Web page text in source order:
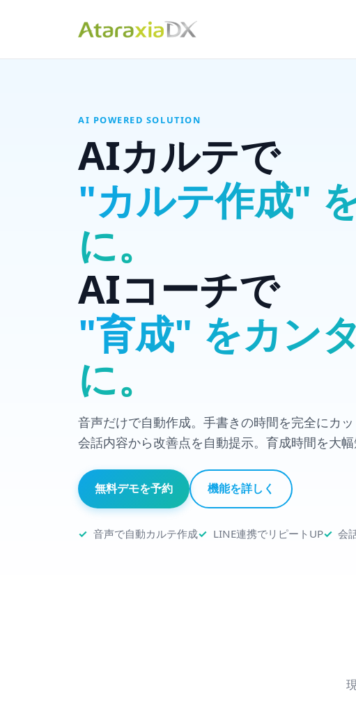
AI POWERED SOLUTION
AIカルテで
"カルテ作成"
に。
AIコーチで
"育成" をカン
に。
音声だけで自動作成。手書きの時間を完全にカッ
会話内容から改善点を自動提示。育成時間を大幅
無料デモを予約 機能を詳しく
音声で自動カルテ作成 LINE連携でリピートUP 会